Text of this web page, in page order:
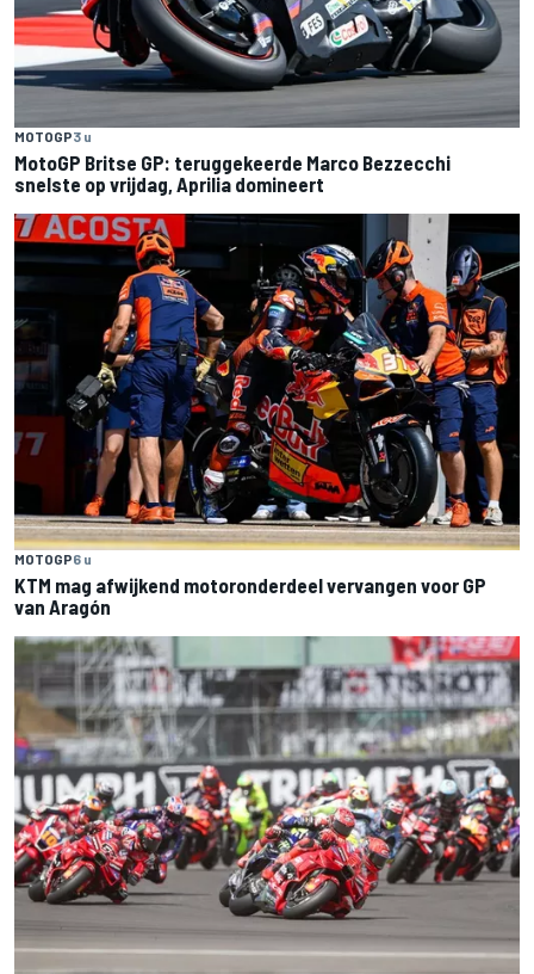
MOTOGP3 u
MotoGP Britse GP: teruggekeerde Marco Bezzecchi
snelste op vrijdag, Aprilia domineert
MOTOGP6 u
KTM mag afwijkend motoronderdeel vervangen voor GP
van Aragón